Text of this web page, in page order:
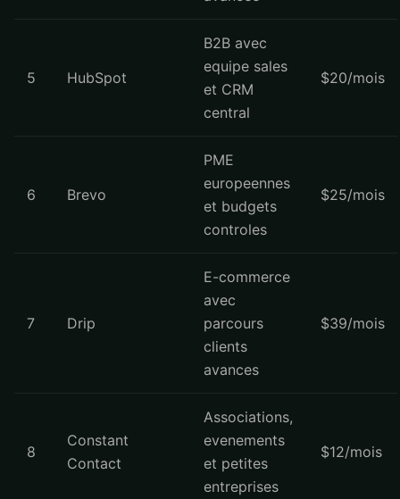
5 HubSpot
B2B avec
equipe sales
et CRM
central
$20/mois
6 Brevo
PME
europeennes
et budgets
controles
$25/mois
7 Drip
E-commerce
avec
parcours
clients
avances
$39/mois
8
Constant
Contact
Associations,
evenements
et petites
entreprises
$12/mois